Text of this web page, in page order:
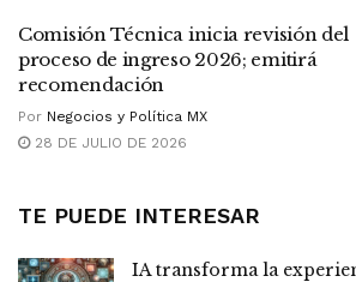
Comisión Técnica inicia revisión del
proceso de ingreso 2026; emitirá
recomendación
Por Negocios y Política MX
28 DE JULIO DE 2026
TE PUEDE INTERESAR
IA transforma la